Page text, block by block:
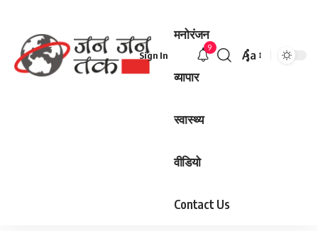
मनोरंजन
व्यापार
स्वास्थ्य
वीडियो
Contact Us
Sign In
9
Font
Aa